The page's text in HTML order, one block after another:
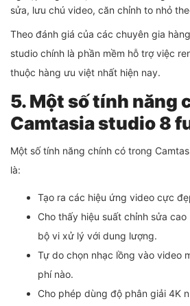
sửa, lưu chú video, căn chỉnh to nhỏ
Theo đánh giá của các chuyên gia
studio chính là phần mềm hỗ trợ việc
thuộc hàng ưu việt nhất hiện nay.
5. Một số tính năng
Camtasia studio 8
Một số tính năng chính có trong
là:
Tạo ra các hiệu ứng video cực
Cho thấy hiệu suất chỉnh sửa
bộ vi xử lý với dung lượng.
Tự do chọn nhạc lồng vào video
phí nào.
Cho phép dùng độ phân giải 4K